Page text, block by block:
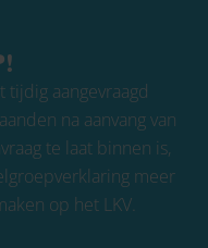
tijdig aangevraagd
na aanvang van
te laat binnen is,
meer
op het LKV.